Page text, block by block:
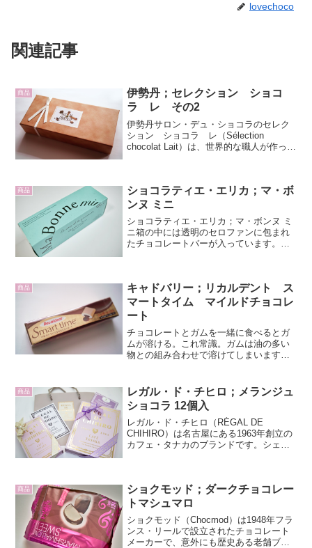
lovechoco
関連記事
商品
伊勢丹；セレクション ショコ
ラ レ その2
伊勢丹サロン・デュ・ショコラのセレク
ション ショコラ レ（Sélection
chocolat Lait）は、世界的な職人が作った
の...
商品
ショコラティエ・エリカ；マ・ボ
ンヌ ミニ
ショコラティエ・エリカ；マ・ボンヌ ミ
ニ箱の中には透明のセロファンに包まれ
たチョコレートバーが入っています。商
よると「くるみのサク...
商品
キャドバリー；リカルデント ス
マートタイム マイルドチョコレ
ート
チョコレートとガムを一緒に食べるとガ
ムが溶ける。これ常識。ガムは油の多い
物との組み合わせで溶けてしまいます。
んな子供でも知っていそうな最悪の組み
合わせなのが、本日紹介す...
商品
レガル・ド・チヒロ；メランジュ
ショコラ 12個入
レガル・ド・チヒロ（RÉGAL DE
CHIHIRO）は名古屋にある1963年創立の
カフェ・タナカのブランドです。シェフ
視線が注がれ...
商品
ショクモッド；ダークチョコレー
トマシュマロ
ショクモッド（Chocmod）は1948年フラ
ンス・リールで設立されたチョコレート
メーカーで、意外にも歴史ある老舗ブラ